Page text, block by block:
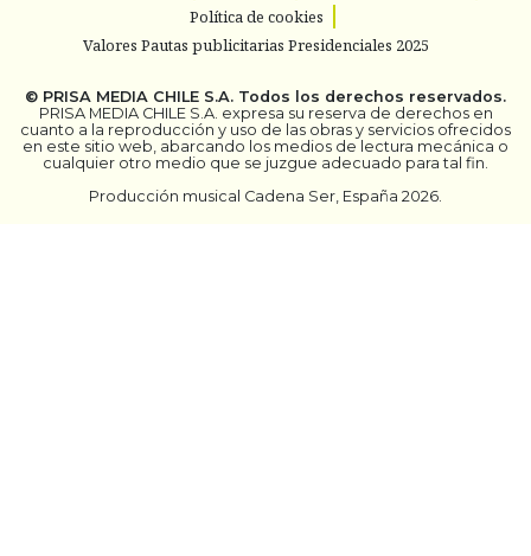
Política de cookies
Valores Pautas publicitarias Presidenciales 2025
© PRISA MEDIA CHILE S.A. Todos los derechos reservados.
PRISA MEDIA CHILE S.A. expresa su reserva de derechos en
cuanto a la reproducción y uso de las obras y servicios ofrecidos
en este sitio web, abarcando los medios de lectura mecánica o
cualquier otro medio que se juzgue adecuado para tal fin.
Producción musical Cadena Ser, España 2026.